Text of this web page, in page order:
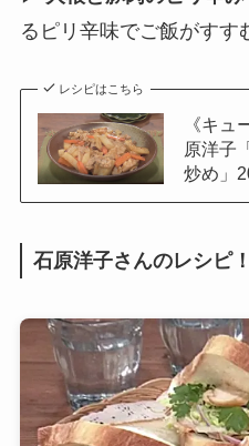
るピリ辛味でご飯がすす
レシピはこちら
《キュ
原洋子
炒め」
石原洋子さんのレシピ！